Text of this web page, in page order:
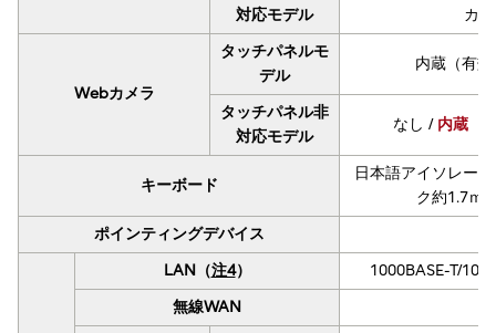
対応モデル カ
Webカメラ
タッチパネルモ
デル
内蔵（有
タッチパネル非
対応モデル
なし /内蔵（
キーボード
日本語アイソレー
ク約1.7ｍ
ポインティングデバイス
LAN（注4）
1000BASE-T/
無線WAN